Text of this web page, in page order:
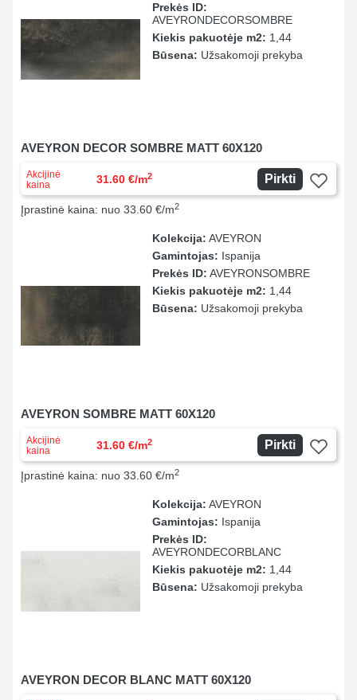
Prekės ID:
AVEYRONDECORSOMBRE
Kiekis pakuotėje m2: 1,44
Būsena: Užsakomoji prekyba
AVEYRON DECOR SOMBRE MATT 60X120
Akcijinė
kaina
31.60 €/m2 Pirkti
Įprastinė kaina: nuo 33.60 €/m2
Kolekcija: AVEYRON
Gamintojas: Ispanija
Prekės ID: AVEYRONSOMBRE
Kiekis pakuotėje m2: 1,44
Būsena: Užsakomoji prekyba
AVEYRON SOMBRE MATT 60X120
Akcijinė
kaina
31.60 €/m2 Pirkti
Įprastinė kaina: nuo 33.60 €/m2
Kolekcija: AVEYRON
Gamintojas: Ispanija
Prekės ID:
AVEYRONDECORBLANC
Kiekis pakuotėje m2: 1,44
Būsena: Užsakomoji prekyba
AVEYRON DECOR BLANC MATT 60X120